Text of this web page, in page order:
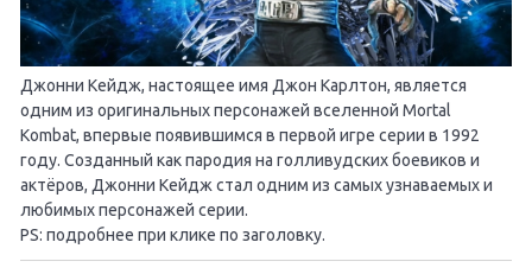
Джонни Кейдж, настоящее имя Джон Карлтон, является
одним из оригинальных персонажей вселенной Mortal
Kombat, впервые появившимся в первой игре серии в 1992
году. Созданный как пародия на голливудских боевиков и
актёров, Джонни Кейдж стал одним из самых узнаваемых и
любимых персонажей серии.
PS: подробнее при клике по заголовку.